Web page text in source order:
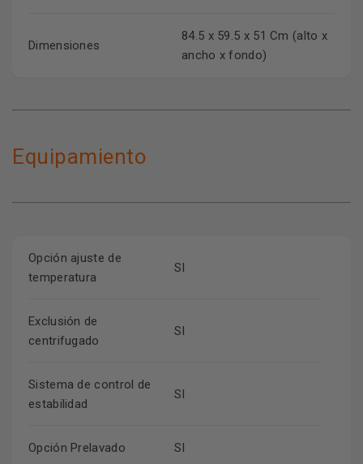
Dimensiones
84.5 x 59.5 x 51 Cm (alto x
ancho x fondo)
Equipamiento
Opción ajuste de
temperatura
SI
Exclusión de
centrifugado
SI
Sistema de control de
estabilidad
SI
Opción Prelavado SI